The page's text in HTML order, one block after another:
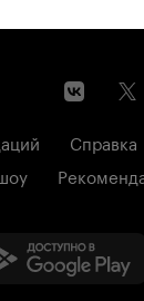
Справка